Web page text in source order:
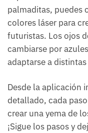
palmaditas, puedes
colores láser para
futuristas. Los ojos
cambiarse por
adaptarse a
Desde la aplicación
detallado, cada
crear una yema de
¡Sigue los pasos y